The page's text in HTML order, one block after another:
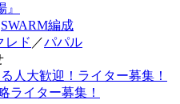
SWARM編成
レド ／パパル
人大歓迎！ライター募集！
ライター募集！